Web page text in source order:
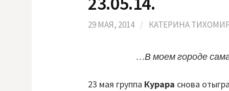
29 МАЯ, 2014 / КАТЕРИНА
…В моем городе
23 мая группа Курара снова